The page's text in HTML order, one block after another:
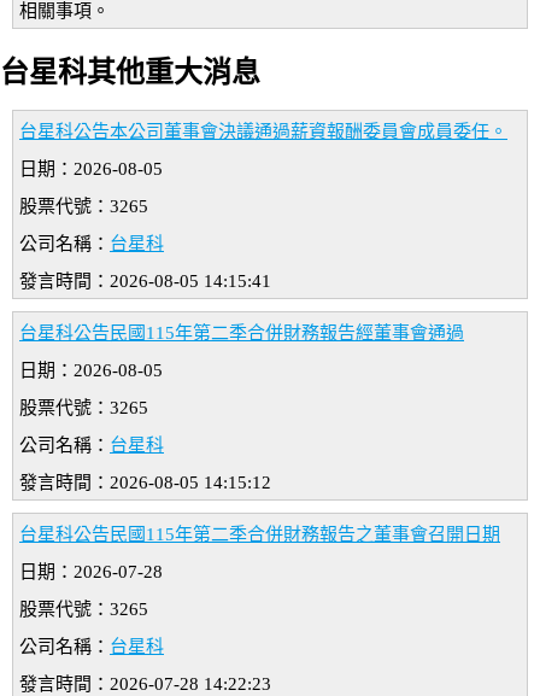
相關事項。
台星科其他重大消息
台星科公告本公司董事會決議通過薪資報酬委員會成員委任。
日期：2026-08-05
股票代號：3265
公司名稱： 台星科
發言時間：2026-08-05 14:15:41
台星科公告民國115年第二季合併財務報告經董事會通過
日期：2026-08-05
股票代號：3265
公司名稱： 台星科
發言時間：2026-08-05 14:15:12
台星科公告民國115年第二季合併財務報告之董事會召開日期
日期：2026-07-28
股票代號：3265
公司名稱： 台星科
發言時間：2026-07-28 14:22:23